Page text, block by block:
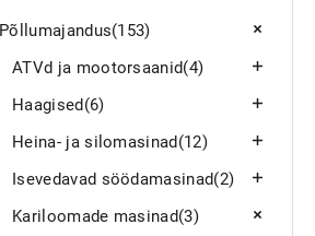
Põllumajandus(153)
ATVd ja mootorsaanid(4)
Haagised (6)
Heina- ja silomasinad (12)
Isevedavad söödamasinad(2)
Kariloomade masinad(3)